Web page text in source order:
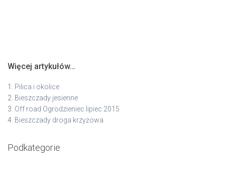
Więcej artykułów…
Pilica i okolice
Bieszczady jesienne
Off road Ogrodzieniec lipiec 2015
Bieszczady droga krzyżowa
Podkategorie